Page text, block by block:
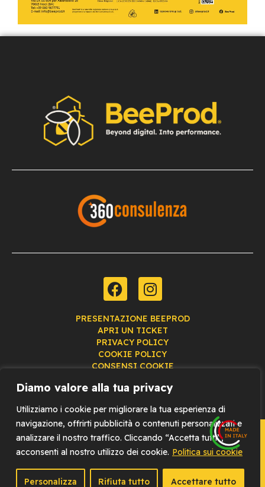
Diamo valore alla tua privacy
Utilizziamo i cookie per migliorare la tua esperienza di
navigazione, offrirti pubblicità o contenuti personalizzati e
analizzare il nostro traffico. Cliccando “Accetta tutti”,
acconsenti al nostro utilizzo dei cookie. Politica sui cookie
Personalizza Rifiuta tutto Accettare tutto
PRESENTAZIONE BEEPROD
APRI UN TICKET
PRIVACY POLICY
COOKIE POLICY
CONSENSI COOKIE
BeeProd® è un marchio ideato daPush™ Studioe
sviluppato da360 Consulenza s.r.l. P. iva